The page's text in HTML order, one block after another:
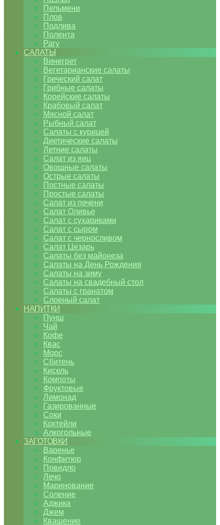
Пельмени
Плов
Подлива
Полента
Рагу
САЛАТЫ
Винегрет
Вегетарианские салаты
Греческий салат
Грибные салаты
Корейские салаты
Крабовый салат
Мясной салат
Рыбный салат
Салаты с курицей
Диетические салаты
Летние салаты
Салат из яиц
Овощные салаты
Острые салаты
Постные салаты
Простые салаты
Салат из печени
Салат Оливье
Салат с сухариками
Салат с сыром
Салат с черносливом
Салат Цезарь
Салаты без майонеза
Салаты на День Рождения
Салаты на зиму
Салаты на свадебный стол
Салаты с гранатом
Слоеный салат
НАПИТКИ
Пунш
Чай
Кофе
Квас
Морс
Сбитень
Кисель
Компоты
Фруктовые
Лимонад
Газированные
Соки
Коктейли
Алкогольные
ЗАГОТОВКИ
Варенье
Конфитюр
Повидло
Лечо
Маринование
Соление
Аджика
Джем
Квашение